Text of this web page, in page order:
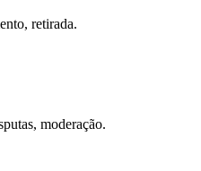
retirada.
moderação.